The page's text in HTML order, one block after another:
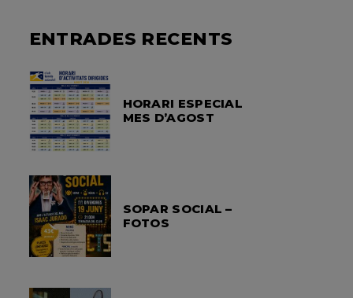
ENTRADES RECENTS
HORARI ESPECIAL
MES D’AGOST
SOPAR SOCIAL –
FOTOS